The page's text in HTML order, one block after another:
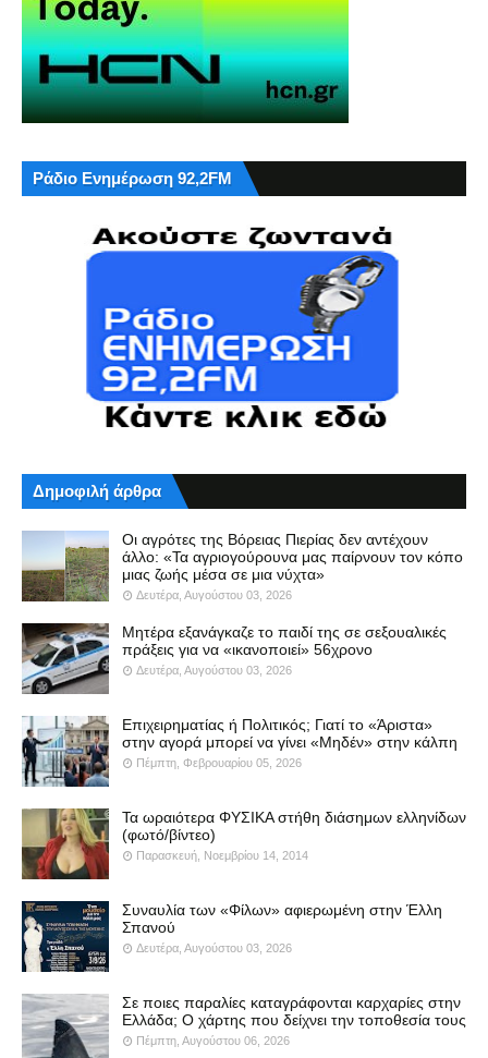
Ράδιο Ενημέρωση 92,2FM
Δημοφιλή άρθρα
Οι αγρότες της Βόρειας Πιερίας δεν αντέχουν
άλλο: «Τα αγριογούρουνα μας παίρνουν τον κόπο
μιας ζωής μέσα σε μια νύχτα»
Δευτέρα, Αυγούστου 03, 2026
Μητέρα εξανάγκαζε το παιδί της σε σεξουαλικές
πράξεις για να «ικανοποιεί» 56χρονο
Δευτέρα, Αυγούστου 03, 2026
Επιχειρηματίας ή Πολιτικός; Γιατί το «Άριστα»
στην αγορά μπορεί να γίνει «Μηδέν» στην κάλπη
Πέμπτη, Φεβρουαρίου 05, 2026
Τα ωραιότερα ΦΥΣΙΚΑ στήθη διάσημων ελληνίδων
(φωτό/βίντεο)
Παρασκευή, Νοεμβρίου 14, 2014
Συναυλία των «Φίλων» αφιερωμένη στην Έλλη
Σπανού
Δευτέρα, Αυγούστου 03, 2026
Σε ποιες παραλίες καταγράφονται καρχαρίες στην
Ελλάδα; Ο χάρτης που δείχνει την τοποθεσία τους
Πέμπτη, Αυγούστου 06, 2026